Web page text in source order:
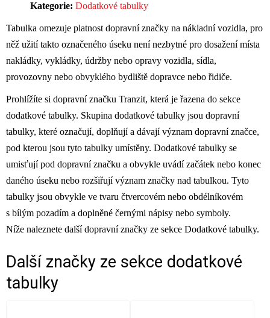
Kategorie: Dodatkové tabulky
Tabulka omezuje platnost dopravní značky na nákladní vozidla, pro
něž užití takto označeného úseku není nezbytné pro dosažení místa
nakládky, vykládky, údržby nebo opravy vozidla, sídla,
provozovny nebo obvyklého bydliště dopravce nebo řidiče.
Prohlížíte si dopravní značku Tranzit, která je řazena do sekce
dodatkové tabulky. Skupina dodatkové tabulky jsou dopravní
tabulky, které označují, doplňují a dávají význam dopravní značce,
pod kterou jsou tyto tabulky umístěny. Dodatkové tabulky se
umisťují pod dopravní značku a obvykle uvádí začátek nebo konec
daného úseku nebo rozšiřují význam značky nad tabulkou. Tyto
tabulky jsou obvykle ve tvaru čtvercovém nebo obdélníkovém
s bílým pozadím a doplněné černými nápisy nebo symboly.
Níže naleznete další dopravní značky ze sekce Dodatkové tabulky.
Další značky ze sekce dodatkové
tabulky